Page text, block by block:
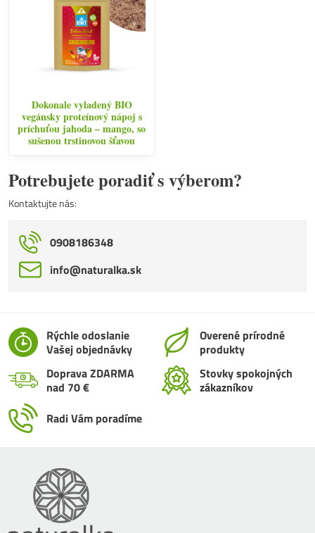
Dokonale vyladený BIO
vegánsky proteínový nápoj s
príchuťou jahoda – mango, so
sušenou trstinovou šťavou
Potrebujete poradiť s výberom?
Kontaktujte nás:
0908186348
info​@naturalka​.sk
Rýchle odoslanie
Vašej objednávky
Overené prírodné
produkty
Doprava ZDARMA
nad 70 €
Stovky spokojných
zákazníkov
Radi Vám poradíme